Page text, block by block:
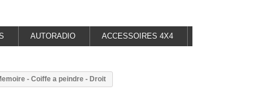
AUTORADIO ACCESSOIRES 4X4
- Coiffe a peindre - Droit